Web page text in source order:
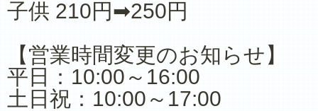
子供 210円➡250円
【営業時間変更のお知らせ】
平日：10:00～16:00
土日祝：10:00～17:00